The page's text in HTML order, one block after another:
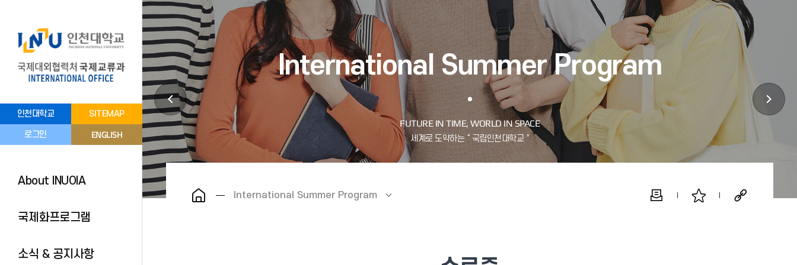
인천대학교 SITEMAP
로그인 ENGLISH
About INUOIA
국제화프로그램
소식 & 공지사항
International Summer Program
International Summer Program